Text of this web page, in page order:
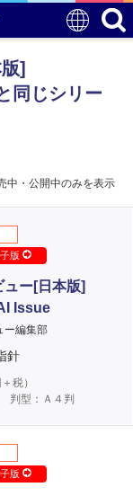
]
同じシリー
中・公開中のみを表示
版
ュー[日本版]
Issue
ー編集部
針
税）
判型：Ａ４判
版